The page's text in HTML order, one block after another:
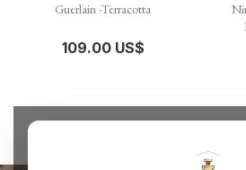
Guerlain -Terracotta
109.00 US$